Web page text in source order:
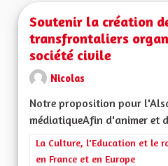
Soutenir la création
transfrontaliers
société civile
Nicolas
Notre proposition pour
médiatiqueAfin d'animer et
Filtrer les résultats de la
La Culture, l'Education et le
en France et en Europe